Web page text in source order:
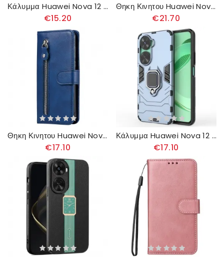
Κάλυμμα Huawei Nova 12 Se Θήκες Κινητών Άκαμπτο Πλαστικό
€15.20
Θηκη Κινητου Huawei Nova 12 Se Θήκες Κινητών Λεπτότητα
€21.70
Θηκη Κινητου Huawei Nova 12 Se Θήκες Κινητών Μπροστινό Τσαντάκι Νομισμάτων
€17.10
Κάλυμμα Huawei Nova 12 Se Θήκες Κινητών Ανθεκτικό Στον Δακτύλιο
€17.10